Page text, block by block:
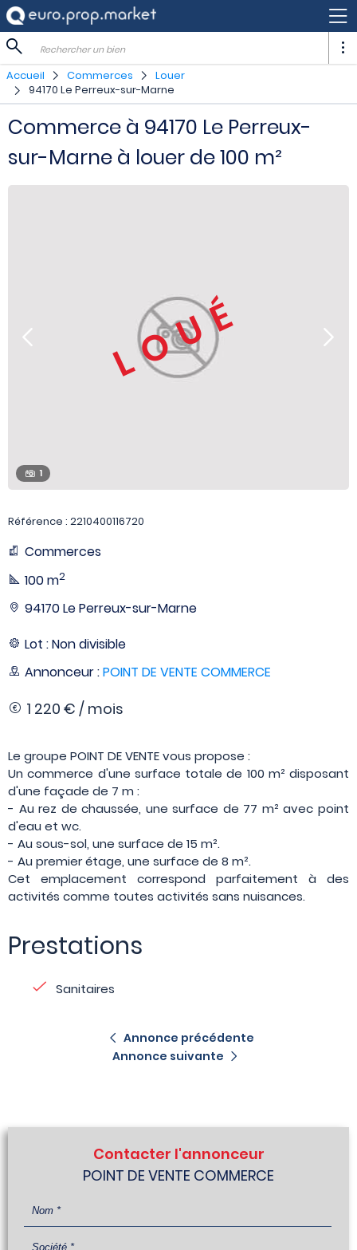
Rechercher un bien
Accueil Commerces
Louer
94170 Le Perreux-sur-Marne
Commerce à 94170 Le Perreux-
sur-Marne à louer de 100 m²
LOUÉ
1
Référence : 2210400116720
Commerces
100 m2
94170 Le Perreux-sur-Marne
Lot : Non divisible
Annonceur :POINT DE VENTE COMMERCE
1 220 € / mois
Le groupe POINT DE VENTE vous propose :
Un commerce d'une surface totale de 100 m² disposant
d'une façade de 7 m :
- Au rez de chaussée, une surface de 77 m² avec point
d'eau et wc.
- Au sous-sol, une surface de 15 m².
- Au premier étage, une surface de 8 m².
Cet emplacement correspond parfaitement à des
activités comme toutes activités sans nuisances.
Prestations
Sanitaires
Annonce précédente
Annonce suivante
Contacter l'annonceur
POINT DE VENTE COMMERCE